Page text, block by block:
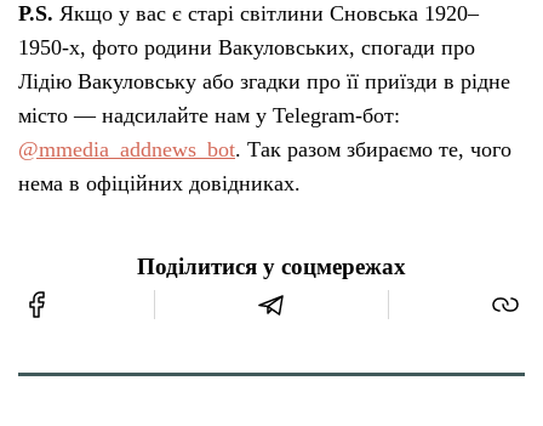
P.S. Якщо у вас є старі світлини Сновська 1920–
1950-х, фото родини Вакуловських, спогади про
Лідію Вакуловську або згадки про її приїзди в рідне
місто — надсилайте нам у Telegram-бот:
@mmedia_addnews_bot. Так разом збираємо те, чого
нема в офіційних довідниках.
Поділитися у соцмережах